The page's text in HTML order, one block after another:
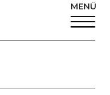
MENÜ